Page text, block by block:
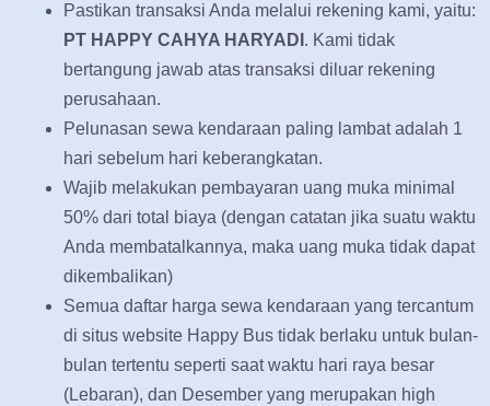
Pastikan transaksi Anda melalui rekening kami, yaitu:
PT HAPPY CAHYA HARYADI . Kami tidak
bertangung jawab atas transaksi diluar rekening
perusahaan.
Pelunasan sewa kendaraan paling lambat adalah 1
hari sebelum hari keberangkatan.
Wajib melakukan pembayaran uang muka minimal
50% dari total biaya (dengan catatan jika suatu waktu
Anda membatalkannya, maka uang muka tidak dapat
dikembalikan)
Semua daftar harga sewa kendaraan yang tercantum
di situs website Happy Bus tidak berlaku untuk bulan-
bulan tertentu seperti saat waktu hari raya besar
(Lebaran), dan Desember yang merupakan high